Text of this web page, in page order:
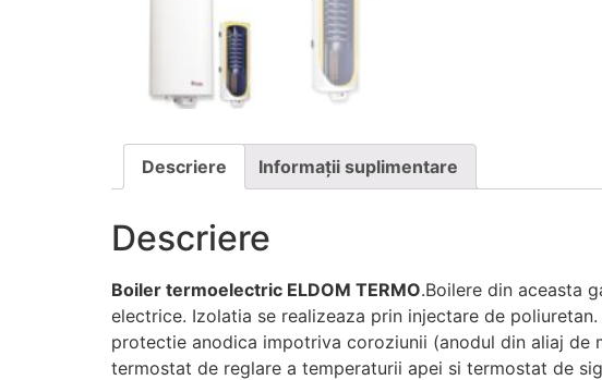
Descriere Informații suplimentare
Descriere
Boiler termoelectric ELDOM TERMO.Boilere din aceasta
electrice. Izolatia se realizeaza prin injectare de
protectie anodica impotriva coroziunii (anodul din aliaj de
termostat de reglare a temperaturii apei si termostat de